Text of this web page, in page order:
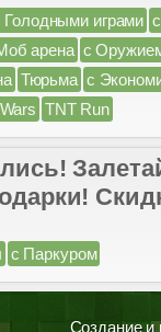
Голодными играми
арена с
Тюрьма с
TNT Run
с Паркуром
Создание и